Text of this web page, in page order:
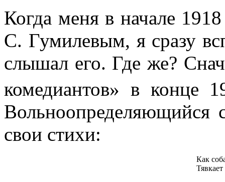
Когда меня в начале
С. Гумилевым, я сразу
слышал его. Где же?
комедиантов» в конце
Вольноопределяющийся
свои стихи:
Как